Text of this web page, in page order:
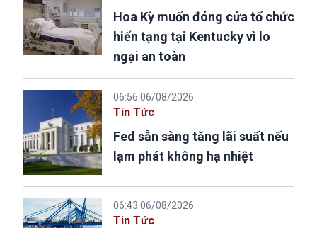
Hoa Kỳ muốn đóng cửa tổ chức
hiến tạng tại Kentucky vì lo
ngại an toàn
06:56 06/08/2026
Tin Tức
Fed sẵn sàng tăng lãi suất nếu
lạm phát không hạ nhiệt
06:43 06/08/2026
Tin Tức